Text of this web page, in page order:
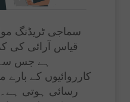
سماجی ٹریڈنگ
قیاس آرائی کی
ہے جس سے
کارروائیوں کے
رسائی ہوتی